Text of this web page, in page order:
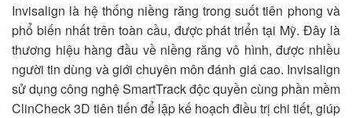
Invisalign là hệ thống niềng răng trong suốt tiên phong và
phổ biến nhất trên toàn cầu, được phát triển tại Mỹ. Đây là
thương hiệu hàng đầu về niềng răng vô hình, được nhiều
người tin dùng và giới chuyên môn đánh giá cao. Invisalign
sử dụng công nghệ SmartTrack độc quyền cùng phần mềm
ClinCheck 3D tiên tiến để lập kế hoạch điều trị chi tiết, giúp